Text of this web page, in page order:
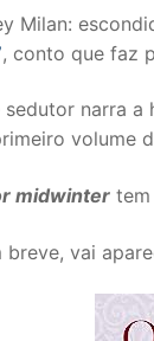
Milan:
, conto que faz
narra a
volume
midwinter
breve, vai